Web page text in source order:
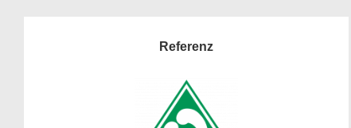
Referenz